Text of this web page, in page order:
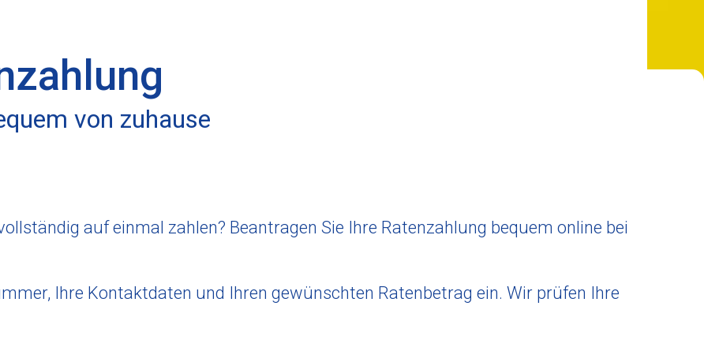
von zuhause
auf einmal zahlen? Beantragen Sie Ihre Ratenzahlung bequem online bei
Ihre Kontaktdaten und Ihren gewünschten Ratenbetrag ein. Wir prüfen Ihre